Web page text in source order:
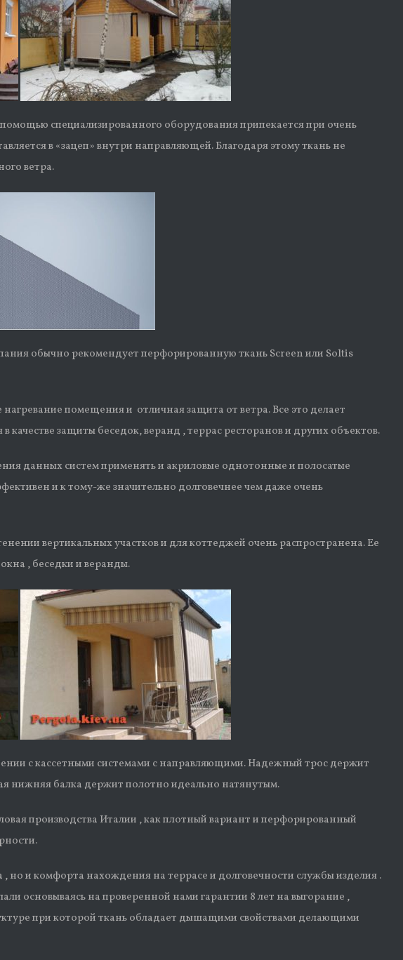
специализированного оборудования припекается при очень
в «зацеп» внутри направляющей. Благодаря этому ткань не
ветра.
обычно рекомендует перфорированную ткань Screen или Soltis
помещения и отличная защита от ветра. Все это делает
защиты беседок, веранд , террас ресторанов и других объектов.
данных систем применять и акриловые однотонные и полосатые
и к тому-же значительно долговечнее чем даже очень
вертикальных участков и для коттеджей очень распространена. Ее
, беседки и веранды.
с кассетными системами с направляющими. Надежный трос держит
нижняя балка держит полотно идеально натянутым.
производства Италии , как плотный вариант и перфорированный
но и комфорта нахождения на террасе и долговечности службы изделия .
основываясь на проверенной нами гарантии 8 лет на выгорание ,
при которой ткань обладает дышащими свойствами делающими